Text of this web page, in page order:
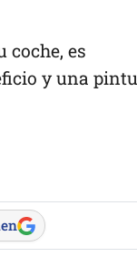
coche, es
y una
en